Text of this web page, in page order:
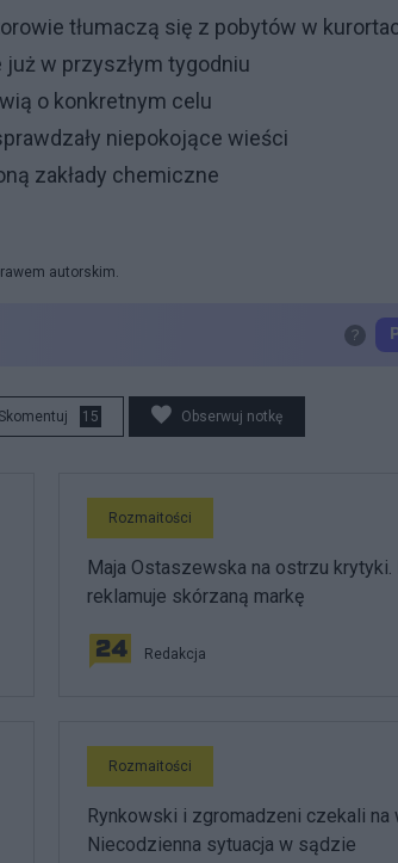
tłumaczą się z pobytów w
już w przyszłym tygodniu
o konkretnym celu
niepokojące wieści
zakłady chemiczne
autorskim.
15 Obserwuj notkę
Rozmaitości
Maja Ostaszewska na ostrzu
reklamuje skórzaną markę
Redakcja
Rozmaitości
Rynkowski i zgromadzeni czekali na
Niecodzienna sytuacja w sądzie